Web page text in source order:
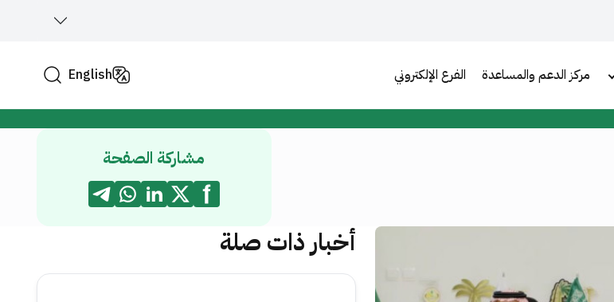
مركز الدعم والمساعدة الفرع الإلكتروني English
مشاركة الصفحة
أخبار ذات صلة